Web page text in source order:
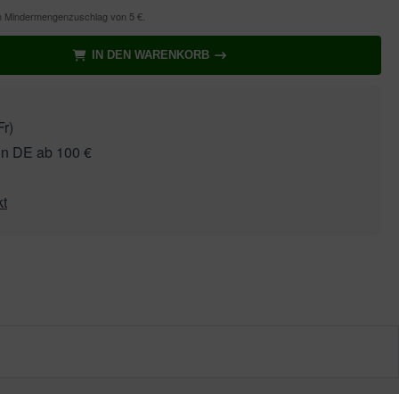
von 5 €.
IN DEN WARENKORB
DE ab 100 €